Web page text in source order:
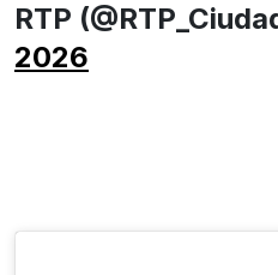
RTP
2026